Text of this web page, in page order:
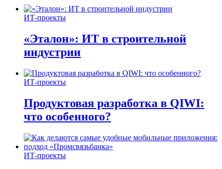
ИТ-проекты
«Эталон»: ИТ в строительной
индустрии
ИТ-проекты
Продуктовая разработка в QIWI:
что особенного?
ИТ-проекты